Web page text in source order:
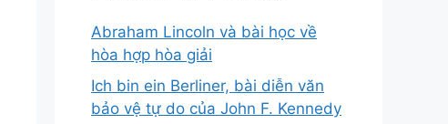
Abraham Lincoln và bài học về
hòa hợp hòa giải
Ich bin ein Berliner, bài diễn văn
bảo vệ tự do của John F. Kennedy